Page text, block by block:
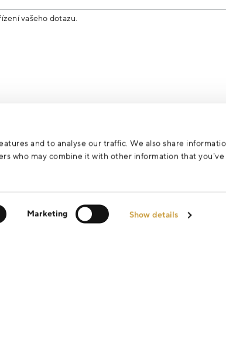
and to analyse our traffic. We also share
who may combine it with other information that
Marketing Show details
vašeho dotazu.